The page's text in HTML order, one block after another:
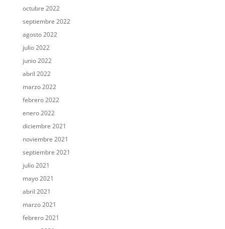
octubre 2022
septiembre 2022
agosto 2022
julio 2022
junio 2022
abril 2022
marzo 2022
febrero 2022
enero 2022
diciembre 2021
noviembre 2021
septiembre 2021
julio 2021
mayo 2021
abril 2021
marzo 2021
febrero 2021